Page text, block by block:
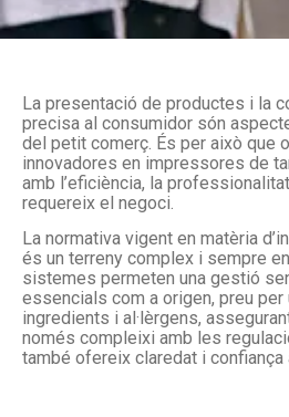
La presentació de productes i la
precisa al consumidor són
del petit comerç. És per això que
innovadores en impressores de
amb l’eficiència, la
requereix el negoci.
La normativa vigent en matèria
és un terreny complex i sempre
sistemes permeten una gestió
essencials com a origen, preu per
ingredients i al·lèrgens,
només compleixi amb les
també ofereix claredat i